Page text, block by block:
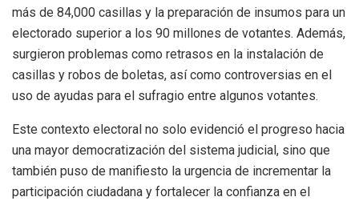
más de 84,000 casillas y la preparación de insumos para un
electorado superior a los 90 millones de votantes. Además,
surgieron problemas como retrasos en la instalación de
casillas y robos de boletas, así como controversias en el
uso de ayudas para el sufragio entre algunos votantes.
Este contexto electoral no solo evidenció el progreso hacia
una mayor democratización del sistema judicial, sino que
también puso de manifiesto la urgencia de incrementar la
participación ciudadana y fortalecer la confianza en el